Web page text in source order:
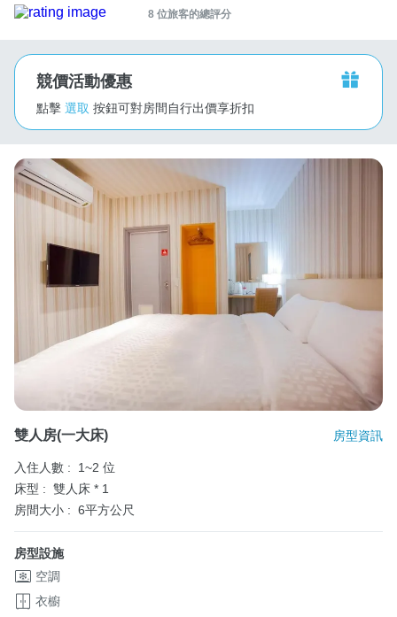
8 位旅客的總評分
競價活動優惠
點擊 選取 按鈕可對房間自行出價享折扣
雙人房(一大床) 房型資訊
入住人數 :
1~2 位
床型 : 雙人床 * 1
房間大小 : 6平方公尺
房型設施
空調
衣櫥